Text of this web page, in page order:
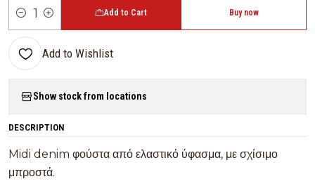
Quantity
Add to Cart Buy now
Add to Wishlist
Show stock from locations
DESCRIPTION
Midi denim φούστα από ελαστικό ύφασμα, με σχίσιμο
μπροστά.